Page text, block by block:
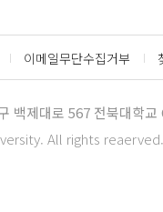
이메일무단수집거부
백제대로 567 전북대학교
All rights reaerved.